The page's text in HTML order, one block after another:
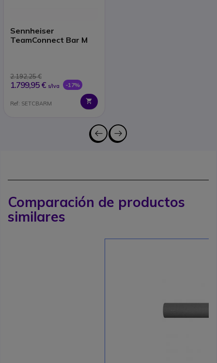
Sennheiser
TeamConnect Bar M
2.192,25 €
1.799,95 € s/Iva -17%
Ref: SETCBARM
Comparación de productos
similares